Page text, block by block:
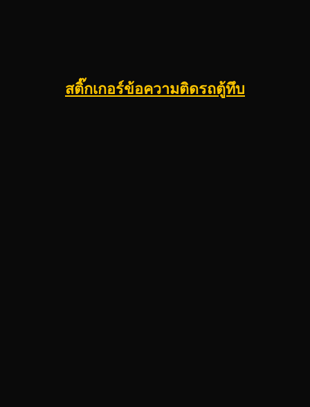
สติ๊กเกอร์ข้อความติดรถตู้ทึบ